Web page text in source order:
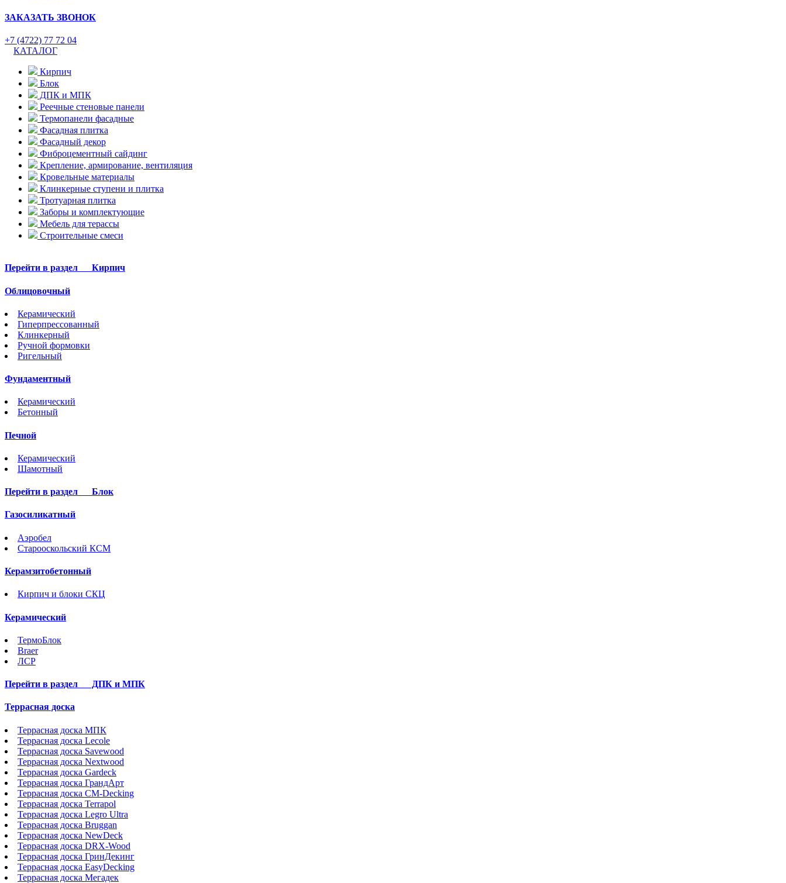
ЗАКАЗАТЬ ЗВОНОК
+7 (4722) 77 72 04
КАТАЛОГ
Кирпич
Блок
ДПК и МПК
Реечные стеновые панели
Термопанели фасадные
Фасадная плитка
Фасадный декор
Фиброцементный сайдинг
Крепление, армирование, вентиляция
Кровельные материалы
Клинкерные ступени и плитка
Тротуарная плитка
Заборы и комплектующие
Мебель для терассы
Строительные смеси
Перейти в раздел Кирпич
Облицовочный
Керамический
Гиперпрессованный
Клинкерный
Ручной формовки
Ригельный
Фундаментный
Керамический
Бетонный
Печной
Керамический
Шамотный
Перейти в раздел Блок
Газосиликатный
Аэробел
Старооскольский КСМ
Керамзитобетонный
Кирпич и блоки СКЦ
Керамический
ТермоБлок
Braer
ЛСР
Перейти в раздел ДПК и МПК
Террасная доска
Террасная доска МПК
Террасная доска Lecole
Террасная доска Savewood
Террасная доска Nextwood
Террасная доска Gardeck
Террасная доска ГрандАрт
Террасная доска CM-Decking
Террасная доска Terrapol
Террасная доска Legro Ultra
Террасная доска Bruggan
Террасная доска NewDeck
Террасная доска DRX-Wood
Террасная доска ГринДекинг
Террасная доска EasyDecking
Террасная доска Мегадек